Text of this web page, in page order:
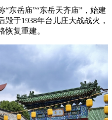
“东岳庙”“东岳天齐庙”，始建
于1938年台儿庄大战战火，
恢复重建。